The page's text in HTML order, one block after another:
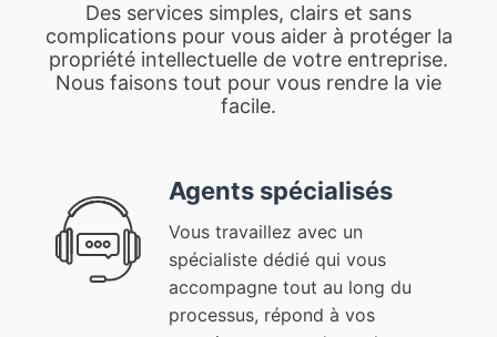
Des services simples, clairs et sans
complications pour vous aider à protéger la
propriété intellectuelle de votre entreprise.
Nous faisons tout pour vous rendre la vie
facile.
Agents spécialisés
Vous travaillez avec un
spécialiste dédié qui vous
accompagne tout au long du
processus, répond à vos